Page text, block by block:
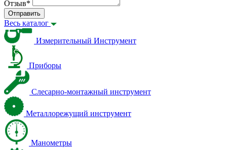
Отзыв*
Отправить
Весь каталог
Измерительный Инструмент
Приборы
Слесарно-монтажный инструмент
Металлорежущий инструмент
Манометры